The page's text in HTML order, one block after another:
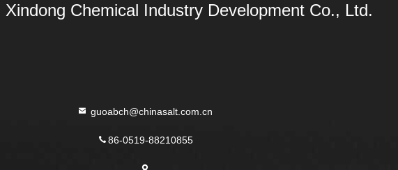
Xindong Chemical Industry Development Co., Ltd.
guoabch@chinasalt.com.cn
86-0519-88210855